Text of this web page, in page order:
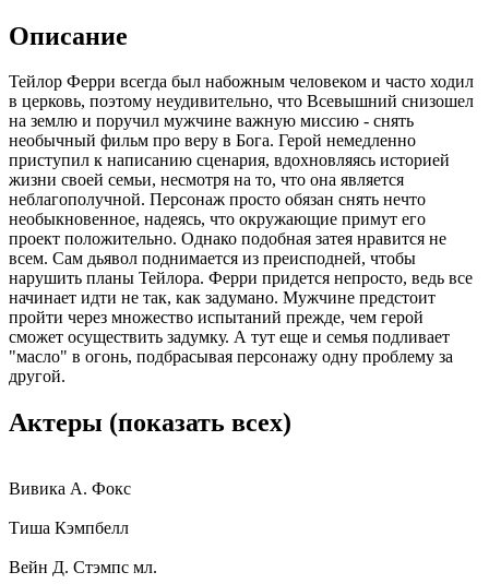
Описание
Тейлор Ферри всегда был набожным человеком и часто ходил
в церковь, поэтому неудивительно, что Всевышний снизошел
на землю и поручил мужчине важную миссию - снять
необычный фильм про веру в Бога. Герой немедленно
приступил к написанию сценария, вдохновляясь историей
жизни своей семьи, несмотря на то, что она является
неблагополучной. Персонаж просто обязан снять нечто
необыкновенное, надеясь, что окружающие примут его
проект положительно. Однако подобная затея нравится не
всем. Сам дьявол поднимается из преисподней, чтобы
нарушить планы Тейлора. Ферри придется непросто, ведь все
начинает идти не так, как задумано. Мужчине предстоит
пройти через множество испытаний прежде, чем герой
сможет осуществить задумку. А тут еще и семья подливает
"масло" в огонь, подбрасывая персонажу одну проблему за
другой.
Актеры (показать всех)
Вивика А. Фокс
Тиша Кэмпбелл
Вейн Д. Стэмпс мл.